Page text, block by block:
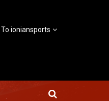
Το ioniansports